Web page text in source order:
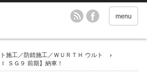
menu
施工／防錆施工／ＷＵＲＴＨ ウルト
ＳＧ９ 前期】納車！